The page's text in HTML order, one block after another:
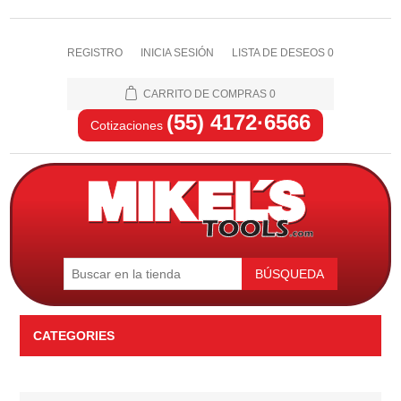
REGISTRO INICIA SESIÓN LISTA DE DESEOS 0
CARRITO DE COMPRAS 0
Cotizaciones (55) 4172·6566
BÚSQUEDA
CATEGORIES